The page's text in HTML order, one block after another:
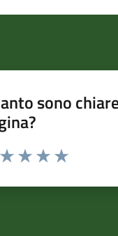
sono
da 1 a 5 stelle la pagina